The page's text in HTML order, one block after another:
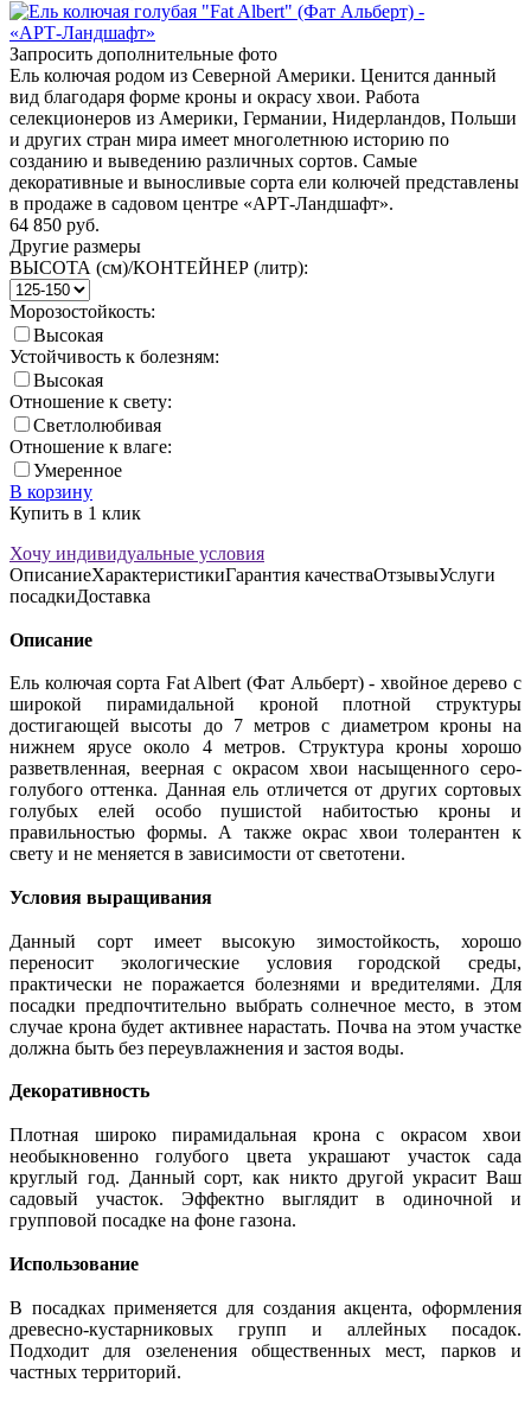
Запросить дополнительные фото
Ель колючая родом из Северной Америки. Ценится данный
вид благодаря форме кроны и окрасу хвои. Работа
селекционеров из Америки, Германии, Нидерландов, Польши
и других стран мира имеет многолетнюю историю по
созданию и выведению различных сортов. Самые
декоративные и выносливые сорта ели колючей представлены
в продаже в садовом центре «АРТ-Ландшафт».
64 850 руб.
Другие размеры
ВЫСОТА (см)/КОНТЕЙНЕР (литр):
Морозостойкость:
Высокая
Устойчивость к болезням:
Высокая
Отношение к свету:
Светлолюбивая
Отношение к влаге:
Умеренное
В корзину
Купить в 1 клик
Хочу индивидуальные условия
ОписаниеХарактеристикиГарантия качестваОтзывыУслуги
посадкиДоставка
Описание
Ель колючая сорта Fat Albert (Фат Альберт) - хвойное дерево с
широкой пирамидальной кроной плотной структуры
достигающей высоты до 7 метров с диаметром кроны на
нижнем ярусе около 4 метров. Структура кроны хорошо
разветвленная, веерная с окрасом хвои насыщенного серо-
голубого оттенка. Данная ель отличется от других сортовых
голубых елей особо пушистой набитостью кроны и
правильностью формы. А также окрас хвои толерантен к
свету и не меняется в зависимости от светотени.
Условия выращивания
Данный сорт имеет высокую зимостойкость, хорошо
переносит экологические условия городской среды,
практически не поражается болезнями и вредителями. Для
посадки предпочтительно выбрать солнечное место, в этом
случае крона будет активнее нарастать. Почва на этом участке
должна быть без переувлажнения и застоя воды.
Декоративность
Плотная широко пирамидальная крона с окрасом хвои
необыкновенно голубого цвета украшают участок сада
круглый год. Данный сорт, как никто другой украсит Ваш
садовый участок. Эффектно выглядит в одиночной и
групповой посадке на фоне газона.
Использование
В посадках применяется для создания акцента, оформления
древесно-кустарниковых групп и аллейных посадок.
Подходит для озеленения общественных мест, парков и
частных территорий.